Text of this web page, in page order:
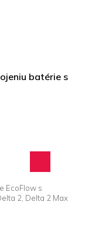
batérie s
EcoFlow s
2, Delta 2 Max